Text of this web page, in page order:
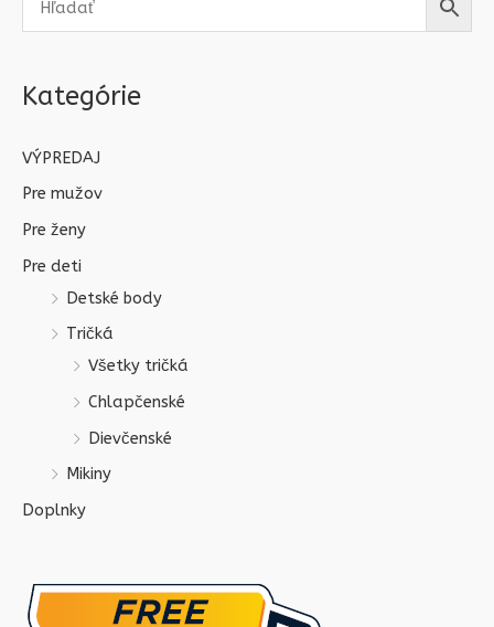
Kategórie
VÝPREDAJ
Pre mužov
Pre ženy
Pre deti
Detské body
Tričká
Všetky tričká
Chlapčenské
Dievčenské
Mikiny
Doplnky